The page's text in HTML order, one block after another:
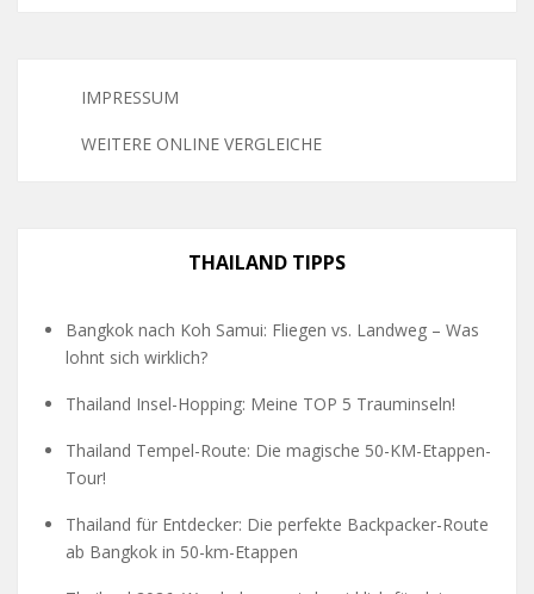
IMPRESSUM
WEITERE ONLINE VERGLEICHE
THAILAND TIPPS
Bangkok nach Koh Samui: Fliegen vs. Landweg – Was
lohnt sich wirklich?
Thailand Insel-Hopping: Meine TOP 5 Trauminseln!
Thailand Tempel-Route: Die magische 50-KM-Etappen-
Tour!
Thailand für Entdecker: Die perfekte Backpacker-Route
ab Bangkok in 50-km-Etappen